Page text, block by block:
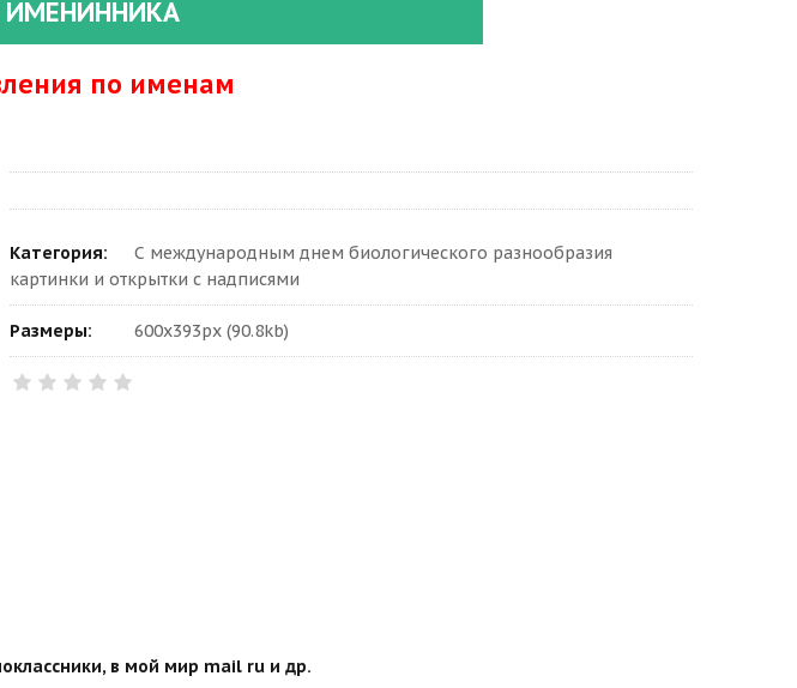
по именам
Категория:
С международным днем биологического разнообразия
картинки и открытки с надписями
Размеры: 600x393px (90.8kb)
в мой мир mail ru и др.